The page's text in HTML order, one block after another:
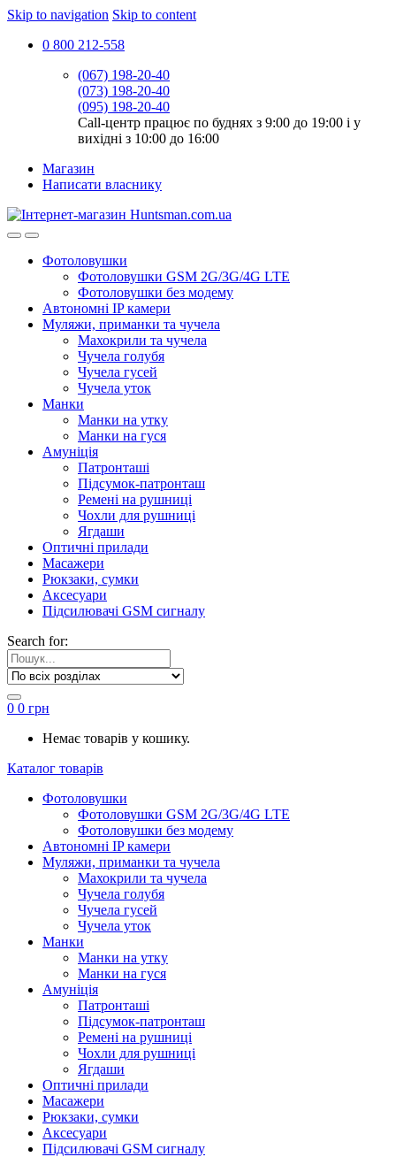
Skip to navigation Skip to content
0 800 212-558
(067) 198-20-40
(073) 198-20-40
(095) 198-20-40
Call-центр працює по буднях з 9:00 до 19:00 і у
вихідні з 10:00 до 16:00
Магазин
Написати власнику
Фотоловушки
Фотоловушки GSM 2G/3G/4G LTE
Фотоловушки без модему
Автономні IP камери
Муляжи, приманки та чучела
Махокрили та чучела
Чучела голубя
Чучела гусей
Чучела уток
Манки
Манки на утку
Манки на гуся
Амуніція
Патронташі
Підсумок-патронташ
Ремені на рушниці
Чохли для рушниці
Ягдаши
Оптичні прилади
Масажери
Рюкзаки, сумки
Аксесуари
Підсилювачі GSM сигналу
Search for:
0 0 грн
Немає товарів у кошику.
Каталог товарів
Фотоловушки
Фотоловушки GSM 2G/3G/4G LTE
Фотоловушки без модему
Автономні IP камери
Муляжи, приманки та чучела
Махокрили та чучела
Чучела голубя
Чучела гусей
Чучела уток
Манки
Манки на утку
Манки на гуся
Амуніція
Патронташі
Підсумок-патронташ
Ремені на рушниці
Чохли для рушниці
Ягдаши
Оптичні прилади
Масажери
Рюкзаки, сумки
Аксесуари
Підсилювачі GSM сигналу